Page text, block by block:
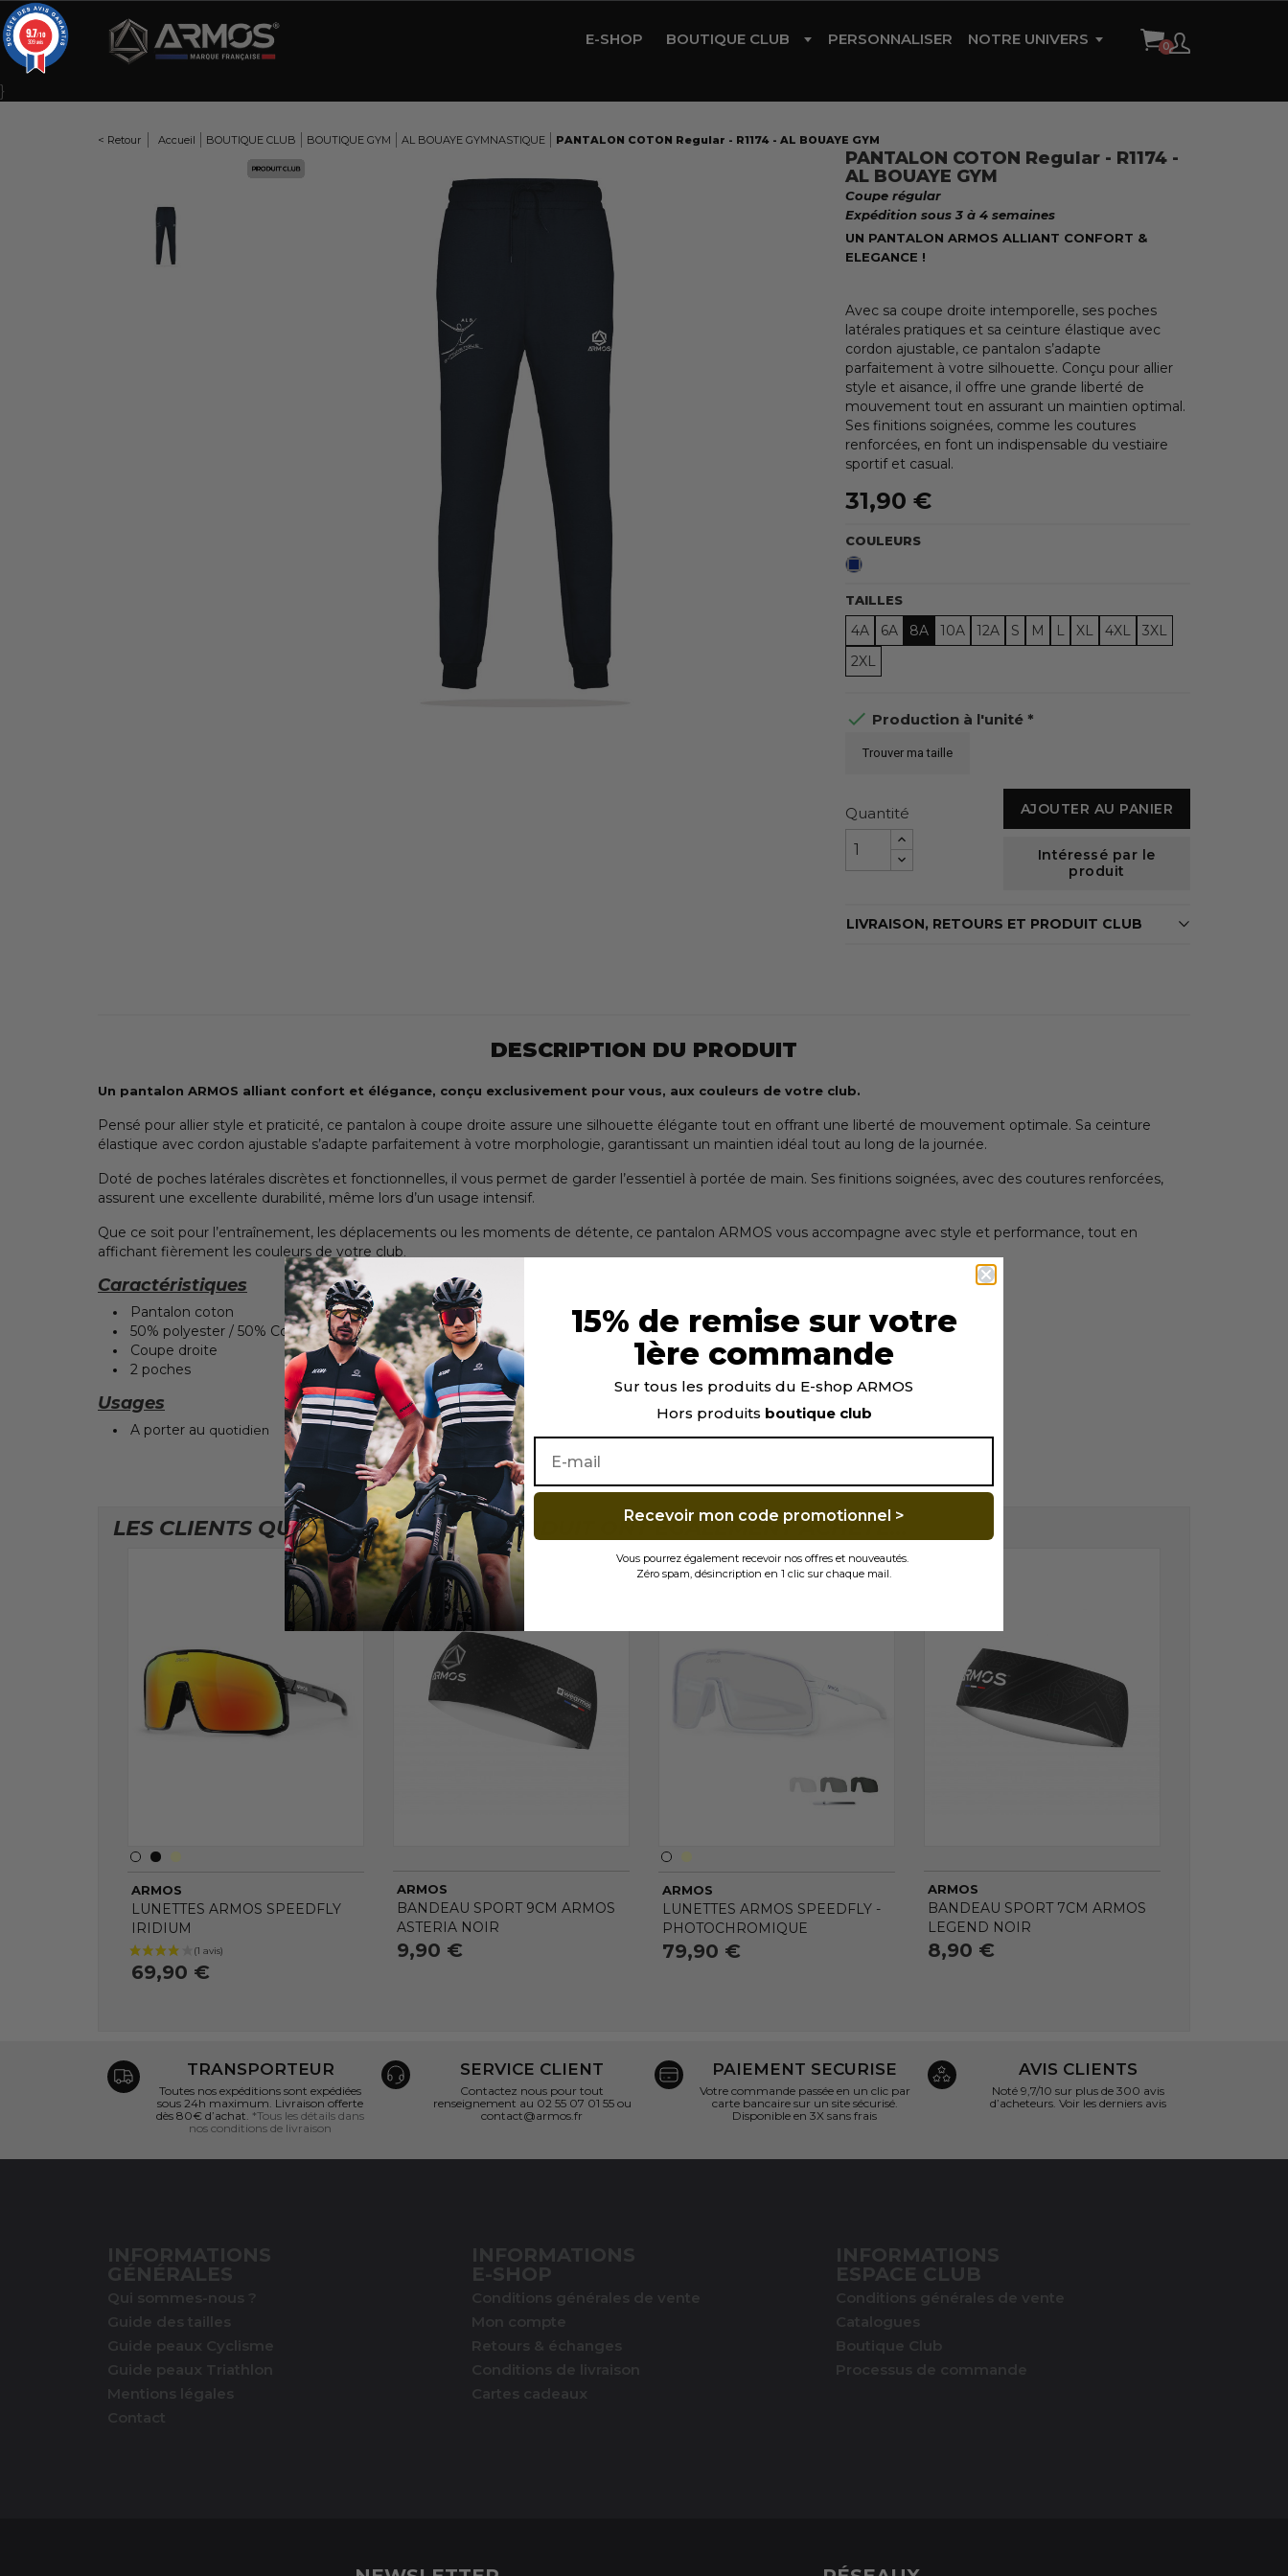
E-SHOP BOUTIQUE CLUB PERSONNALISER NOTRE UNIVERS
RÉFÉRENCES
}
< Retour Accueil BOUTIQUE CLUB BOUTIQUE GYM AL BOUAYE GYMNASTIQUE PANTALON COTON Regular - R1174 - AL BOUAYE GYM
PANTALON COTON Regular - R1174 -
AL BOUAYE GYM
Coupe régular
Expédition sous 3 à 4 semaines
UN PANTALON ARMOS ALLIANT CONFORT &
ELEGANCE !
Avec sa coupe droite intemporelle, ses poches
latérales pratiques et sa ceinture élastique avec
cordon ajustable, ce pantalon s’adapte
parfaitement à votre silhouette. Conçu pour allier
style et aisance, il offre une grande liberté de
mouvement tout en assurant un maintien optimal.
Ses finitions soignées, comme les coutures
renforcées, en font un indispensable du vestiaire
sportif et casual.
31,90 €
COULEURS
Bleu
TAILLES
4A 6A 8A 10A 12A S M L XL 4XL
3XL
2XL
 Production à l'unité *
Trouver ma taille
Quantité AJOUTER AU PANIER
Intéressé par le
produit
LIVRAISON, RETOURS ET PRODUIT CLUB
DESCRIPTION DU PRODUIT
Un pantalon ARMOS alliant confort et élégance, conçu exclusivement pour vous, aux couleurs de votre club.
Pensé pour allier style et praticité, ce pantalon à coupe droite assure une silhouette élégante tout en offrant une liberté de mouvement optimale. Sa ceinture
élastique avec cordon ajustable s’adapte parfaitement à votre morphologie, garantissant un maintien idéal tout au long de la journée.
Doté de poches latérales discrètes et fonctionnelles, il vous permet de garder l’essentiel à portée de main. Ses finitions soignées, avec des coutures renforcées,
assurent une excellente durabilité, même lors d’un usage intensif.
Que ce soit pour l’entraînement, les déplacements ou les moments de détente, ce pantalon ARMOS vous accompagne avec style et performance, tout en
affichant fièrement les couleurs de votre club
Caractéristiques
Pantalon coton
50% polyester / 50% Coton
Coupe droite
2 poches
Usages
A porter au quotidien
LES CLIENTS QUI ONT ACHETÉ CE PRODUIT ONT ÉGALEMENT ACHETÉ...
ARMOS
LUNETTES ARMOS SPEEDFLY
IRIDIUM
69,90 €
ARMOS
BANDEAU SPORT 9CM ARMOS
ASTERIA NOIR
9,90 €
ARMOS
LUNETTES ARMOS SPEEDFLY -
PHOTOCHROMIQUE
79,90 €
ARMOS
BANDEAU SPORT 7CM ARMOS
LEGEND NOIR
8,90 €
TRANSPORTEUR
Toutes nos expéditions sont expédiées
sous 24h maximum. Livraison offerte
dès 80€ d’achat. *Tous les détails dans
nos conditions de livraison
SERVICE CLIENT
Contactez nous pour tout
renseignement au 02 55 07 01 55 ou
contact@armos.fr
PAIEMENT SECURISE
Votre commande passée en un clic par
carte bancaire sur un site sécurisé.
Disponible en 3X sans frais
AVIS CLIENTS
Noté 9,7/10 sur plus de 300 avis
d’acheteurs.Voir les derniers avis
INFORMATIONS
GÉNÉRALES
Qui sommes-nous ?
Guide des tailles
Guide peaux Cyclisme
Guide peaux Triathlon
Mentions légales
Contact
INFORMATIONS
E-SHOP
Conditions générales de vente
Mon compte
Retours & échanges
Conditions de livraison
Cartes cadeaux
INFORMATIONS
ESPACE CLUB
Conditions générales de vente
Catalogues
Boutique Club
Processus de commande
15% de remise sur votre
1ère commande
Sur tous les produits du E-shop ARMOS
Hors produits boutique club
Recevoir mon code promotionnel >
Vous pourrez également recevoir nos offres et nouveautés.
Zéro spam, désincription en 1 clic sur chaque mail.
9.7/10
309 avis
Panneau de gestion des cookies